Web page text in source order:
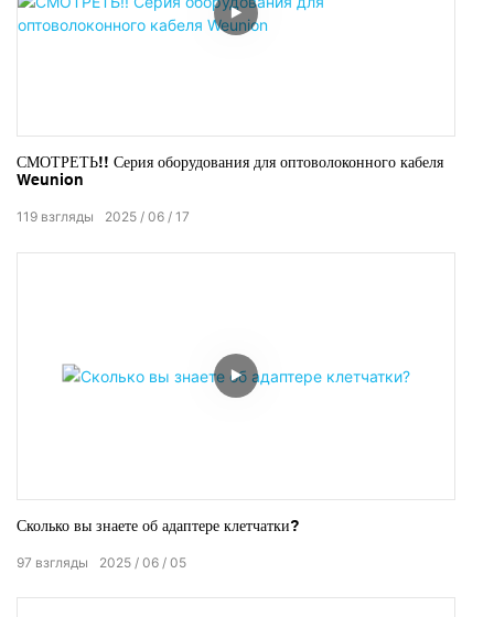
СМОТРЕТЬ!! Серия оборудования для оптоволоконного кабеля
Weunion
2025 06 17
119 взгляды
Сколько вы знаете об адаптере клетчатки?
2025 06 05
97 взгляды